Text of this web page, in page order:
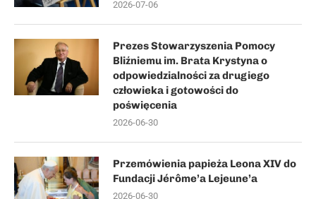
2026-07-06
Prezes Stowarzyszenia Pomocy
Bliźniemu im. Brata Krystyna o
odpowiedzialności za drugiego
człowieka i gotowości do
poświęcenia
2026-06-30
Przemówienia papieża Leona XIV do
Fundacji Jérôme’a Lejeune’a
2026-06-30